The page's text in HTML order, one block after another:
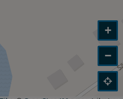
+
−